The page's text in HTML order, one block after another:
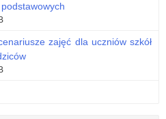
zajęć dla uczniów szkół